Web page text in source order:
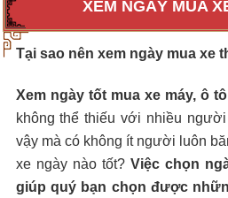
XEM NGÀY MUA
Tại saonên xemngày mua xe
Xem ngày tốt mua xe máy, ô tô
không thể thiếu với nhiều
vậy mà có không ít người luôn
xe ngày nào tốt? Việc chọn
giúp quý bạn chọn được